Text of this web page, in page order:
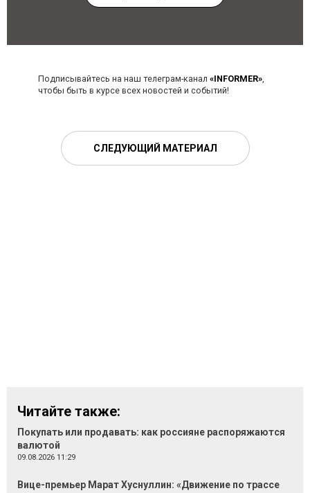
Подписывайтесь на наш телеграм-канал «INFORMER»,
чтобы быть в курсе всех новостей и событий!
СЛЕДУЮЩИЙ МАТЕРИАЛ
Читайте также:
Покупать или продавать: как россияне распоряжаются
валютой
09.08.2026 11:29
Вице-премьер Марат Хуснуллин: «Движение по трассе